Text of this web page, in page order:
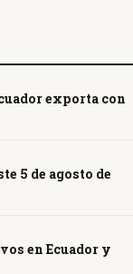
exporta con
5 de agosto de
en Ecuador y